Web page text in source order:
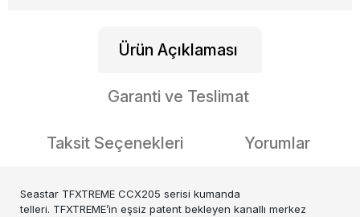
Ürün Açıklaması
Garanti ve Teslimat
Taksit Seçenekleri Yorumlar
Seastar TFXTREME CCX205 serisi kumanda
telleri. TFXTREME’in eşsiz patent bekleyen kanallı merkez